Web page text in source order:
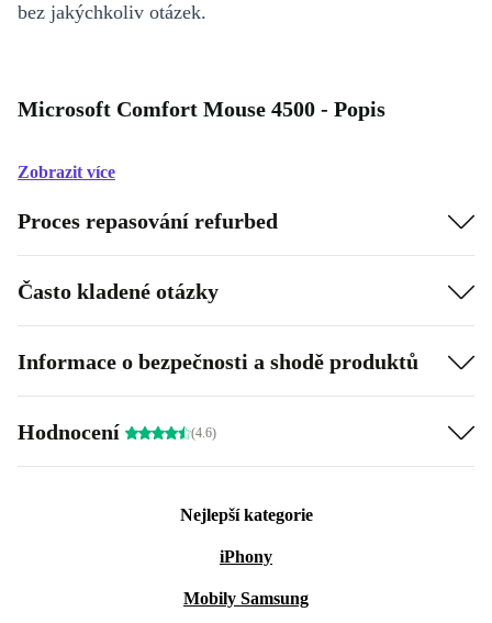
bez jakýchkoliv otázek.
Microsoft Comfort Mouse 4500 - Popis
Zobrazit více
Proces repasování refurbed
Často kladené otázky
Informace o bezpečnosti a shodě produktů
Hodnocení (4.6)
Nejlepší kategorie
iPhony
Mobily Samsung